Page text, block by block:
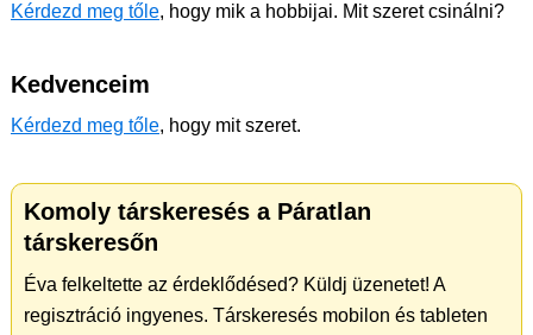
Kérdezd meg tőle, hogy mik a hobbijai. Mit szeret csinálni?
Kedvenceim
Kérdezd meg tőle, hogy mit szeret.
Komoly társkeresés a Páratlan
társkeresőn
Éva felkeltette az érdeklődésed? Küldj üzenetet! A
regisztráció ingyenes. Társkeresés mobilon és tableten